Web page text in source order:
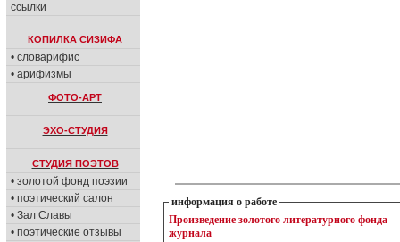
ссылки
КОПИЛКА СИЗИФА
• словарифис
• арифизмы
ФОТО-АРТ
ЭХО-СТУДИЯ
СТУДИЯ ПОЭТОВ
• золотой фонд поэзии
• поэтический салон
• Зал Славы
• поэтические отзывы
информация о работе
Произведение золотого литературного фонда
журнала